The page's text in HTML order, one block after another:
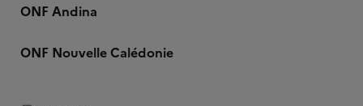
ONF Andina
ONF Nouvelle Calédonie